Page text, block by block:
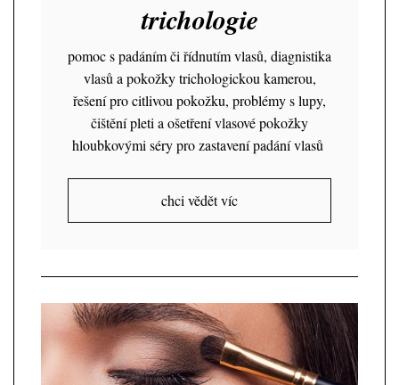
trichologie
pomoc s padáním či řídnutím vlasů, diagnistika
vlasů a pokožky trichologickou kamerou,
řešení pro citlivou pokožku, problémy s lupy,
čištění pleti a ošetření vlasové pokožky
hloubkovými séry pro zastavení padání vlasů
chci vědět víc